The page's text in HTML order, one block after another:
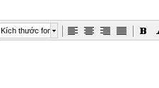
Kích thước font